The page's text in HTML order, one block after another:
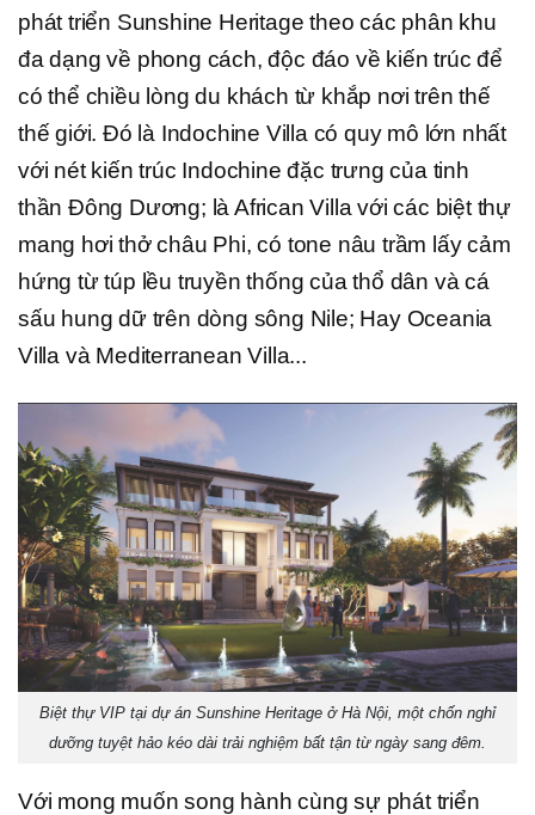
phát triển Sunshine Heritage theo các phân khu
đa dạng về phong cách, độc đáo về kiến trúc để
có thể chiều lòng du khách từ khắp nơi trên thế
thế giới. Đó là Indochine Villa có quy mô lớn nhất
với nét kiến trúc Indochine đặc trưng của tinh
thần Đông Dương; là African Villa với các biệt thự
mang hơi thở châu Phi, có tone nâu trầm lấy cảm
hứng từ túp lều truyền thống của thổ dân và cá
sấu hung dữ trên dòng sông Nile; Hay Oceania
Villa và Mediterranean Villa...
Biệt thự VIP tại dự án Sunshine Heritage ở Hà Nội, một chốn nghỉ
dưỡng tuyệt hảo kéo dài trải nghiệm bất tận từ ngày sang đêm.
Với mong muốn song hành cùng sự phát triển